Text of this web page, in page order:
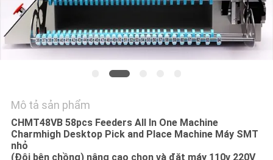
SHOPPING
ON
SƠ
ĐỒ
TRANG
Mô tả sản phẩm
CHMT48VB 58pcs Feeders All In One Machine
Charmhigh Desktop Pick and Place Machine Máy SMT
nhỏ
(Đôi bên chồng) nâng cao chọn và đặt máy 110v 220V